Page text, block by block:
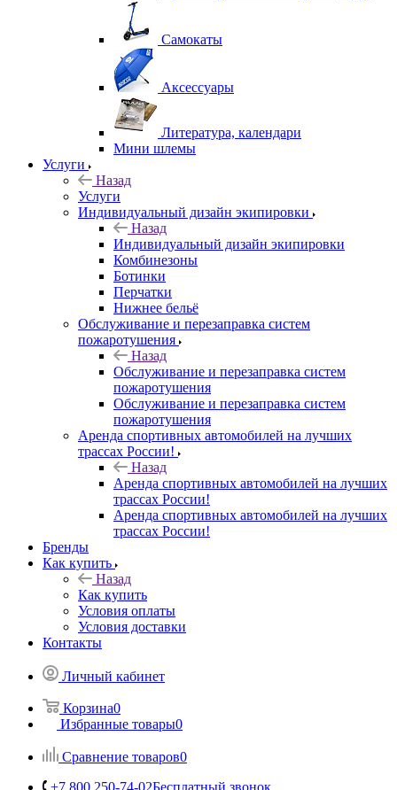
Самокаты
Аксессуары
Литература, календари
Мини шлемы
Услуги
Назад
Услуги
Индивидуальный дизайн экипировки
Назад
Индивидуальный дизайн экипировки
Комбинезоны
Ботинки
Перчатки
Нижнее бельё
Обслуживание и перезаправка систем
пожаротушения
Назад
Обслуживание и перезаправка систем
пожаротушения
Обслуживание и перезаправка систем
пожаротушения
Аренда спортивных автомобилей на лучших
трассах России!
Назад
Аренда спортивных автомобилей на лучших
трассах России!
Аренда спортивных автомобилей на лучших
трассах России!
Бренды
Как купить
Назад
Как купить
Условия оплаты
Условия доставки
Контакты
Личный кабинет
Корзина0
Избранные товары0
Сравнение товаров0
+7 800 250-74-02Бесплатный звонок